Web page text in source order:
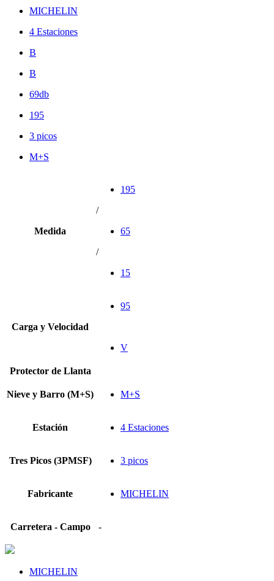
MICHELIN
4 Estaciones
B
B
69db
195
3 picos
M+S
Medida
195
/
65
/
15
Carga y Velocidad
95
V
Protector de Llanta
Nieve y Barro (M+S) M+S
Estación 4 Estaciones
Tres Picos (3PMSF) 3 picos
Fabricante MICHELIN
Carretera - Campo -
MICHELIN